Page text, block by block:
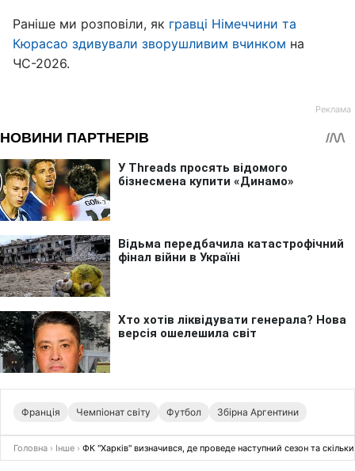
Раніше ми розповіли, як гравці Німеччини та
Кюрасао здивували зворушливим вчинком на
ЧС-2026.
Франція Чемпіонат світу Футбол Збірна Аргентини
Головна › Інше › ФК "Харків" визначився, де проведе наступний сезон та